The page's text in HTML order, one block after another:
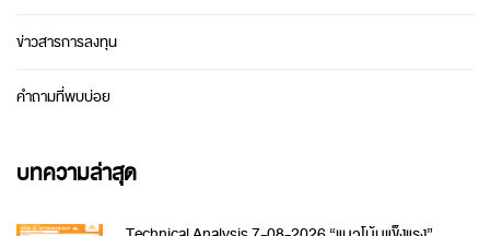
ข่าวสารการลงทุน
คำถามที่พบบ่อย
บทความล่าสุด